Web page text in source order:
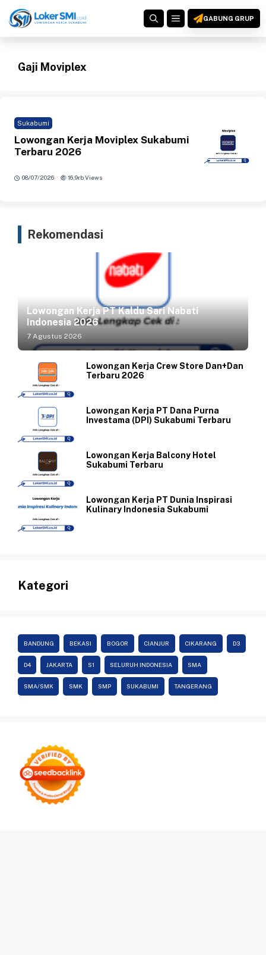
ke
MENUGABUNG GRUP
Gaji Moviplex
Sukabumi
Lowongan Kerja Moviplex Sukabumi
Terbaru 2026
08/07/2026 · 16,9rb Views
Rekomendasi
Lowongan Kerja PT Kaldu Sari Nabati
Indonesia 2026
7 Agustus 2026
Lowongan Kerja Crew Store Dan+Dan
Terbaru 2026
Lowongan Kerja PT Dana Purna
Investama (DPI) Sukabumi Terbaru
Lowongan Kerja Balcony Hotel
Sukabumi Terbaru
Lowongan Kerja PT Dunia Inspirasi
Kulinary Indonesia Sukabumi
Kategori
BANDUNG BEKASI BOGOR CIANJUR CIKARANG D3
D4 JAKARTA S1 SELURUH INDONESIA SMA
SMA/SMK SMK SMP SUKABUMI TANGERANG